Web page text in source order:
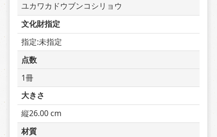
ユカワカドウブンコシリョウ
文化財指定
指定:未指定
点数
1冊
大きさ
縦26.00 cm
材質